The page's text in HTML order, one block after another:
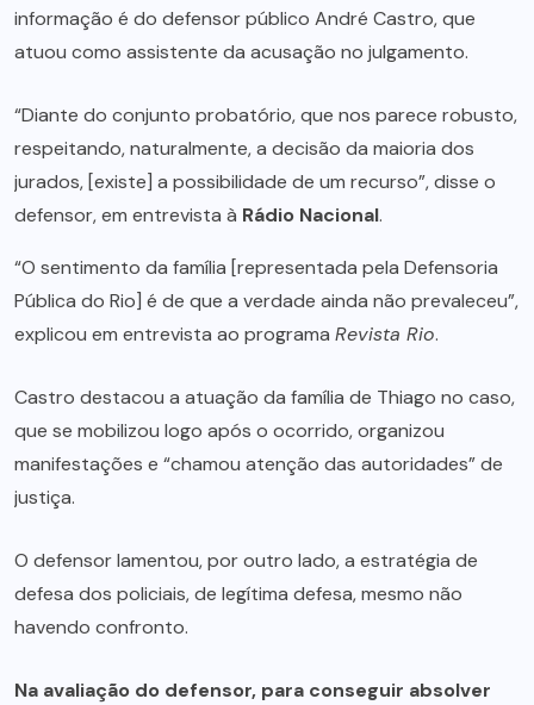
informação é do defensor público André Castro, que
atuou como assistente da acusação no julgamento.
“Diante do conjunto probatório, que nos parece robusto,
respeitando, naturalmente, a decisão da maioria dos
jurados, [existe] a possibilidade de um recurso”, disse o
defensor, em entrevista à Rádio Nacional.
“O sentimento da família [representada pela Defensoria
Pública do Rio] é de que a verdade ainda não prevaleceu”,
explicou em entrevista ao programa Revista Rio.
Castro destacou a atuação da família de Thiago no caso,
que se mobilizou logo após o ocorrido, organizou
manifestações e “chamou atenção das autoridades” de
justiça.
O defensor lamentou, por outro lado, a estratégia de
defesa dos policiais, de legítima defesa, mesmo não
havendo confronto.
Na avaliação do defensor, para conseguir absolver